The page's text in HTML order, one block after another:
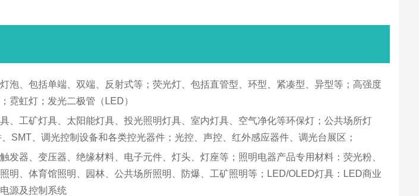
泡、包括单端、双端、反射式等；荧光灯、包括直管型、环型、紧凑型、异型等；高强度
霓虹灯；发光二极管（LED）
工矿灯具、太阳能灯具、投光照明灯具、室内灯具、空气净化等环保灯；公共场所灯
、调光控制设备和各类控光器件；光控、声控、红外感应器件、调光台展区；
器、变压器、绝缘材料、电子元件、灯头、灯座等；照明电器产品专用材料：荧光粉、
、体育馆照明、园林、公共场所照明、防爆、工矿照明等；LED/OLED灯具：LED商业
源及控制系统